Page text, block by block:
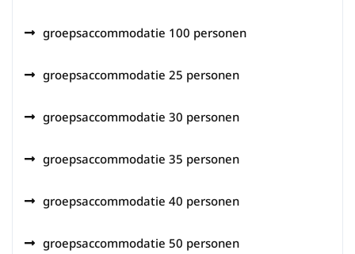
groepsaccommodatie 100 personen
groepsaccommodatie 25 personen
groepsaccommodatie 30 personen
groepsaccommodatie 35 personen
groepsaccommodatie 40 personen
groepsaccommodatie 50 personen